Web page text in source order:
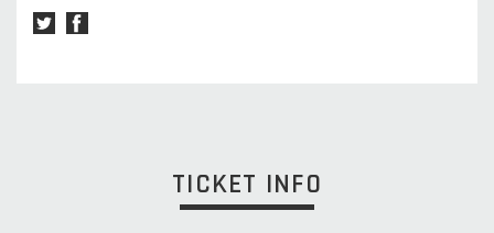
TICKET INFO